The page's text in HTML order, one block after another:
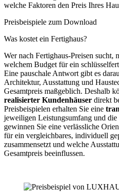
welche Faktoren den Preis Ihres
Preisbeispiele zum Download
Was kostet ein Fertighaus?
Wer nach Fertighaus-Preisen sucht,
welchem Budget für ein
Eine pauschale Antwort gibt es
Architektur, Ausstattung und
Gesamtpreis maßgeblich. Deshalb
realisierter Kundenhäuser direkt
Preisbeispielen erhalten Sie eine
jeweiligen Leistungsumfang und die
gewinnen Sie eine verlässliche
für ein vergleichbares, individuell
zusammensetzt und welche
Gesamtpreis beeinflussen.